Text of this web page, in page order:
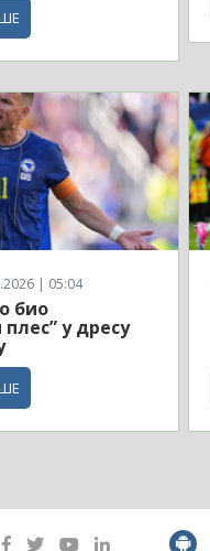
| 05:04
био
у дресу